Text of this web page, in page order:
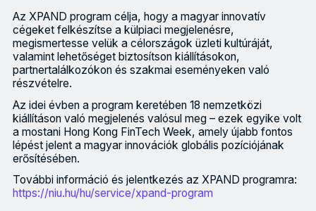
Az XPAND program célja, hogy a magyar innovatív
cégeket felkészítse a külpiaci megjelenésre,
megismertesse velük a célországok üzleti kultúráját,
valamint lehetőséget biztosítson kiállításokon,
partnertalálkozókon és szakmai eseményeken való
részvételre.
Az idei évben a program keretében 18 nemzetközi
kiállításon való megjelenés valósul meg – ezek egyike volt
a mostani Hong Kong FinTech Week, amely újabb fontos
lépést jelent a magyar innovációk globális pozíciójának
erősítésében.
További információ és jelentkezés az XPAND programra:
https://niu.hu/hu/service/xpand-program